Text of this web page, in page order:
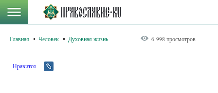
Главная Человек Духовная жизнь 6 998 просмотров
Нравится